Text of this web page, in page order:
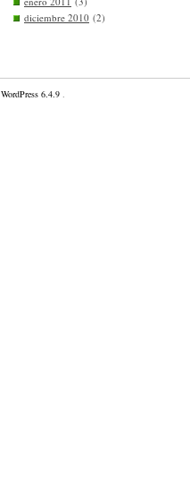
diciembre 2010 (2)
WordPress 6.4.9 .